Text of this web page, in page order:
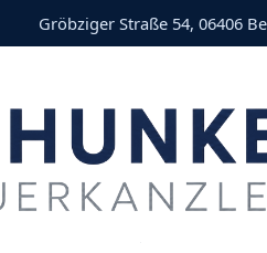
Gröbziger Straße 54, 06406